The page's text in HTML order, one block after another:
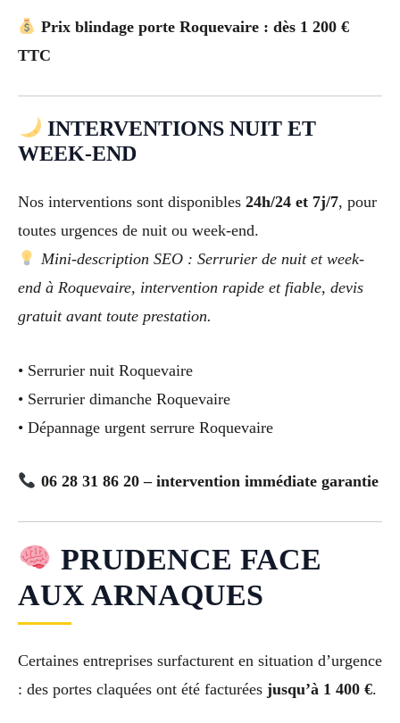
Prix blindage porte Roquevaire : dès 1 200 €
TTC
INTERVENTIONS NUIT ET
WEEK-END
Nos interventions sont disponibles 24h/24 et 7j/7, pour
toutes urgences de nuit ou week-end.
Mini-description SEO : Serrurier de nuit et week-
end à Roquevaire, intervention rapide et fiable, devis
gratuit avant toute prestation.
• Serrurier nuit Roquevaire
• Serrurier dimanche Roquevaire
• Dépannage urgent serrure Roquevaire
06 28 31 86 20 – intervention immédiate garantie
PRUDENCE FACE
AUX ARNAQUES
Certaines entreprises surfacturent en situation d’urgence
: des portes claquées ont été facturées jusqu’à 1 400 €.